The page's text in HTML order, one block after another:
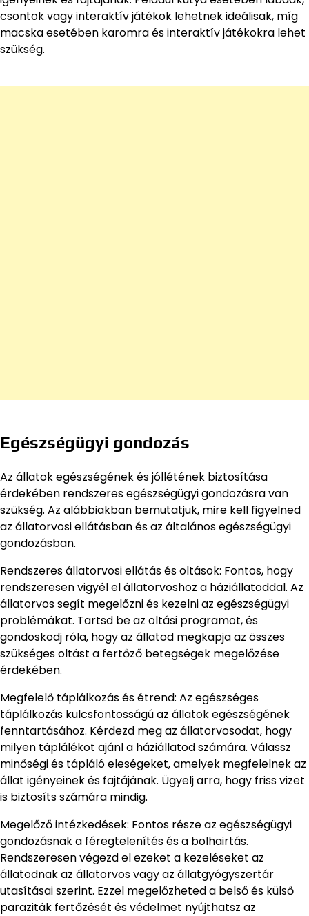
csontok vagy interaktív játékok lehetnek ideálisak, míg
macska esetében karomra és interaktív játékokra lehet
szükség.
Egészségügyi gondozás
Az állatok egészségének és jóllétének biztosítása
érdekében rendszeres egészségügyi gondozásra van
szükség. Az alábbiakban bemutatjuk, mire kell figyelned
az állatorvosi ellátásban és az általános egészségügyi
gondozásban.
Rendszeres állatorvosi ellátás és oltások: Fontos, hogy
rendszeresen vigyél el állatorvoshoz a háziállatoddal. Az
állatorvos segít megelőzni és kezelni az egészségügyi
problémákat. Tartsd be az oltási programot, és
gondoskodj róla, hogy az állatod megkapja az összes
szükséges oltást a fertőző betegségek megelőzése
érdekében.
Megfelelő táplálkozás és étrend: Az egészséges
táplálkozás kulcsfontosságú az állatok egészségének
fenntartásához. Kérdezd meg az állatorvosodat, hogy
milyen táplálékot ajánl a háziállatod számára. Válassz
minőségi és tápláló eleségeket, amelyek megfelelnek az
állat igényeinek és fajtájának. Ügyelj arra, hogy friss vizet
is biztosíts számára mindig.
Megelőző intézkedések: Fontos része az egészségügyi
gondozásnak a féregtelenítés és a bolhairtás.
Rendszeresen végezd el ezeket a kezeléseket az
állatodnak az állatorvos vagy az állatgyógyszertár
utasításai szerint. Ezzel megelőzheted a belső és külső
paraziták fertőzését és védelmet nyújthatsz az